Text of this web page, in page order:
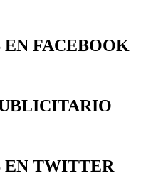
EN FACEBOOK
EN TWITTER